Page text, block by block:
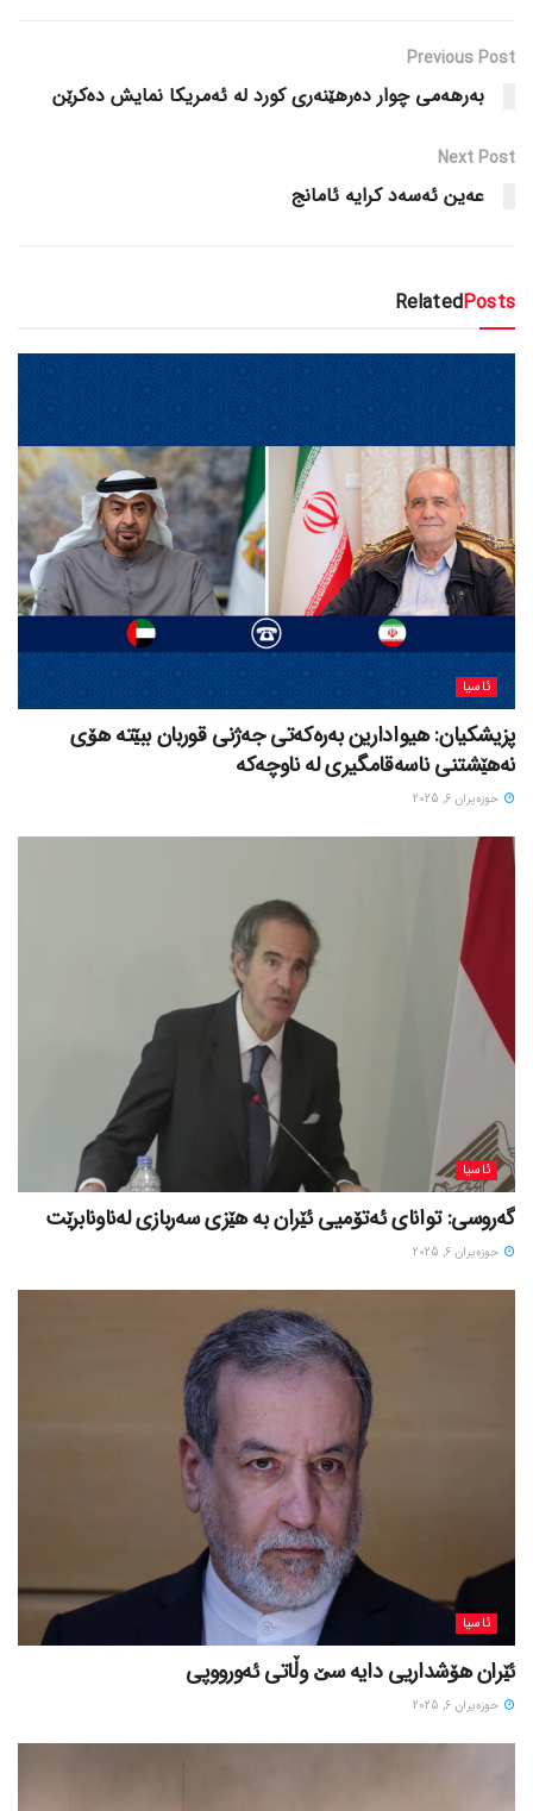
Previous Post
بەرهەمی چوار دەرهێنەری کورد لە ئەمریکا نمایش دەکرێن
Next Post
عەین ئەسەد کرایە ئامانج
RelatedPosts
ئاسیا
پزیشکیان: هیوادارین بەرەکەتی جەژنی قوربان ببێتە هۆی
نەهێشتنی ناسەقامگیری لە ناوچەکە
حوزه‌یران 6, 2025
ئاسیا
گەروسی: توانای ئەتۆمیی ئێران بە هێزی سەربازی لەناونابرێت
حوزه‌یران 6, 2025
ئاسیا
ئێران هۆشداریی دایە سێ وڵاتی ئەورووپی
حوزه‌یران 6, 2025